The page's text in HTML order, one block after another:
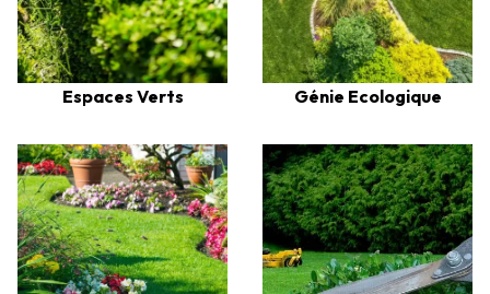
Espaces Verts Génie Ecologique